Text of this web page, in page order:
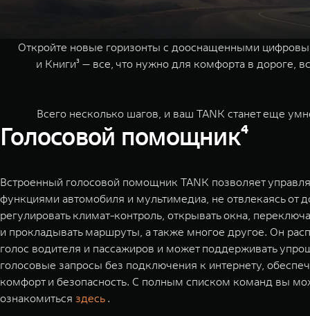
Откройте новые горизонты с дооснащенными
и Книги³ — все, что нужно для комфорта в дороге,
Всего несколько шагов, и ваш TANK станет еще
Голосовой помощник⁴
Встроенный голосовой помощник TANK позволяет
функциями автомобиля и мультимедиа, не отвлекаясь от
регулировать климат-контроль, открывать окна,
и прокладывать маршруты, а также многое другое. Он
голос водителя и пассажиров и может поддерживать
голосовые запросы без подключения к интернету,
комфорт и безопасность. С полным списком команд вы
ознакомиться здесь.